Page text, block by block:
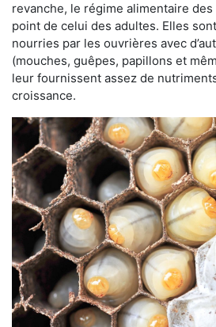
revanche, le régime alimentaire
point de celui des adultes. Elles
nourries par les ouvrières avec
(mouches, guêpes, papillons et
leur fournissent assez de
croissance.